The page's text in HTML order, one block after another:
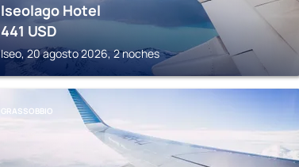
Iseolago Hotel
441 USD
Iseo, 20 agosto 2026, 2 noches
GRASSOBBIO